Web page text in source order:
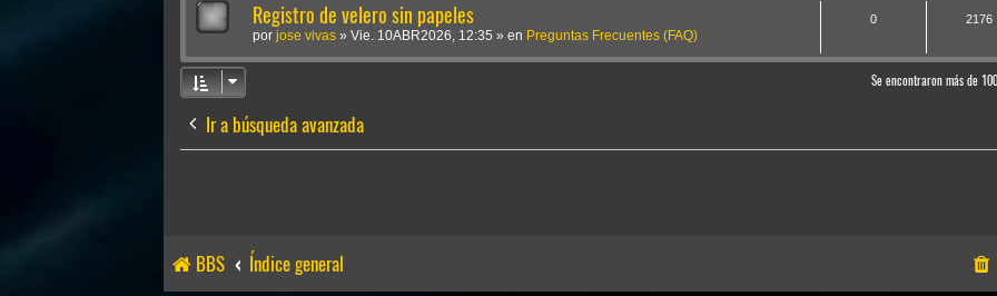
Registro de velero sin papeles
por jose vivas » Vie. 10ABR2026, 12:35 » en Preguntas Frecuentes (FAQ)
0 2176
Se encontraron más de
Ir a búsqueda avanzada
BBS Índice general